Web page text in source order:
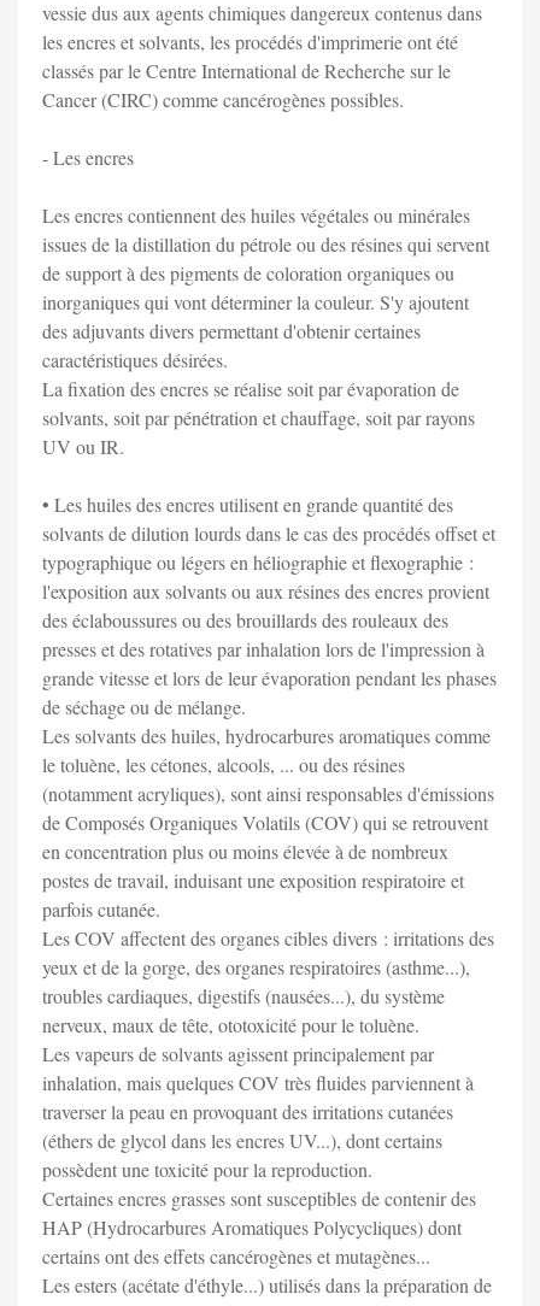
vessie dus aux agents chimiques dangereux contenus dans
les encres et solvants, les procédés d'imprimerie ont été
classés par le Centre International de Recherche sur le
Cancer (CIRC) comme cancérogènes possibles.
- Les encres
Les encres contiennent des huiles végétales ou minérales
issues de la distillation du pétrole ou des résines qui servent
de support à des pigments de coloration organiques ou
inorganiques qui vont déterminer la couleur. S'y ajoutent
des adjuvants divers permettant d'obtenir certaines
caractéristiques désirées.
La fixation des encres se réalise soit par évaporation de
solvants, soit par pénétration et chauffage, soit par rayons
UV ou IR.
• Les huiles des encres utilisent en grande quantité des
solvants de dilution lourds dans le cas des procédés offset et
typographique ou légers en héliographie et flexographie :
l'exposition aux solvants ou aux résines des encres provient
des éclaboussures ou des brouillards des rouleaux des
presses et des rotatives par inhalation lors de l'impression à
grande vitesse et lors de leur évaporation pendant les phases
de séchage ou de mélange.
Les solvants des huiles, hydrocarbures aromatiques comme
le toluène, les cétones, alcools, ... ou des résines
(notamment acryliques), sont ainsi responsables d'émissions
de Composés Organiques Volatils (COV) qui se retrouvent
en concentration plus ou moins élevée à de nombreux
postes de travail, induisant une exposition respiratoire et
parfois cutanée.
Les COV affectent des organes cibles divers : irritations des
yeux et de la gorge, des organes respiratoires (asthme...),
troubles cardiaques, digestifs (nausées...), du système
nerveux, maux de tête, ototoxicité pour le toluène.
Les vapeurs de solvants agissent principalement par
inhalation, mais quelques COV très fluides parviennent à
traverser la peau en provoquant des irritations cutanées
(éthers de glycol dans les encres UV...), dont certains
possèdent une toxicité pour la reproduction.
Certaines encres grasses sont susceptibles de contenir des
HAP (Hydrocarbures Aromatiques Polycycliques) dont
certains ont des effets cancérogènes et mutagènes...
Les esters (acétate d'éthyle...) utilisés dans la préparation de